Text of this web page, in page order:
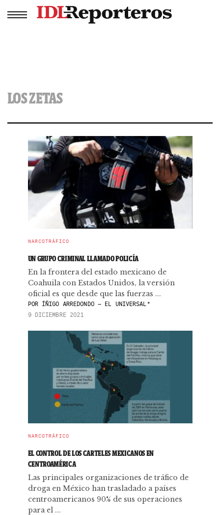
LOS ZETAS
NARCOTRÁFICO
UN GRUPO CRIMINAL LLAMADO POLICÍA
En la frontera del estado mexicano de
Coahuila con Estados Unidos, la versión
oficial es que desde que las fuerzas ...
PORÍÑIGO ARREDONDO – EL UNIVERSAL*
9 DICIEMBRE 2021
NARCOTRÁFICO
EL CONTROL DE LOS CARTELES MEXICANOS EN
CENTROAMÉRICA
Las principales organizaciones de tráfico de
droga en México han trasladado a países
centroamericanos 90% de sus operaciones
para el ...